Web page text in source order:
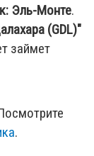
Эль-Монте.
(GDL)"
займет
.